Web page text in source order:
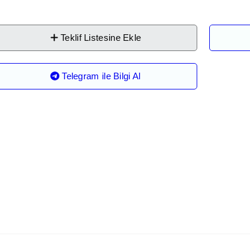
Teklif Listesine Ekle
Telegram ile Bilgi Al